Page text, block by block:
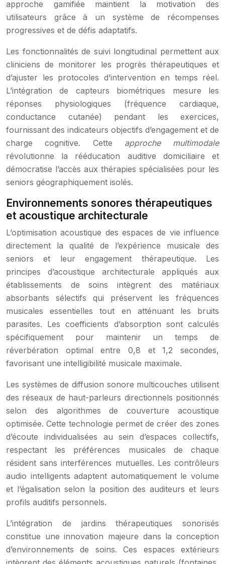
approche gamifiée maintient la motivation des
utilisateurs grâce à un système de récompenses
progressives et de défis adaptatifs.
Les fonctionnalités de suivi longitudinal permettent aux
cliniciens de monitorer les progrès thérapeutiques et
d’ajuster les protocoles d’intervention en temps réel.
L’intégration de capteurs biométriques mesure les
réponses physiologiques (fréquence cardiaque,
conductance cutanée) pendant les exercices,
fournissant des indicateurs objectifs d’engagement et de
charge cognitive. Cette approche multimodale
révolutionne la rééducation auditive domiciliaire et
démocratise l’accès aux thérapies spécialisées pour les
seniors géographiquement isolés.
Environnements sonores thérapeutiques
et acoustique architecturale
L’optimisation acoustique des espaces de vie influence
directement la qualité de l’expérience musicale des
seniors et leur engagement thérapeutique. Les
principes d’acoustique architecturale appliqués aux
établissements de soins intègrent des matériaux
absorbants sélectifs qui préservent les fréquences
musicales essentielles tout en atténuant les bruits
parasites. Les coefficients d’absorption sont calculés
spécifiquement pour maintenir un temps de
réverbération optimal entre 0,8 et 1,2 secondes,
favorisant une intelligibilité musicale maximale.
Les systèmes de diffusion sonore multicouches utilisent
des réseaux de haut-parleurs directionnels positionnés
selon des algorithmes de couverture acoustique
optimisée. Cette technologie permet de créer des zones
d’écoute individualisées au sein d’espaces collectifs,
respectant les préférences musicales de chaque
résident sans interférences mutuelles. Les contrôleurs
audio intelligents adaptent automatiquement le volume
et l’égalisation selon la position des auditeurs et leurs
profils auditifs personnels.
L’intégration de jardins thérapeutiques sonorisés
constitue une innovation majeure dans la conception
d’environnements de soins. Ces espaces extérieurs